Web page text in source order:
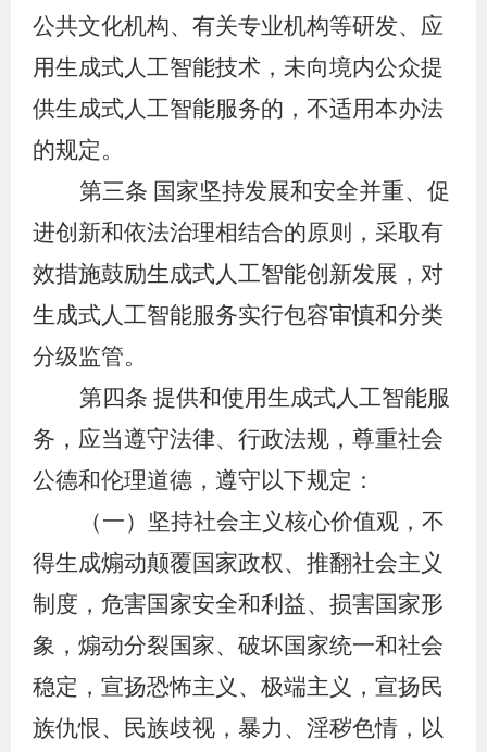
公共文化机构、有关专业机构等研发、应
用生成式人工智能技术，未向境内公众提
供生成式人工智能服务的，不适用本办法
的规定。
第三条 国家坚持发展和安全并重、促
进创新和依法治理相结合的原则，采取有
效措施鼓励生成式人工智能创新发展，对
生成式人工智能服务实行包容审慎和分类
分级监管。
第四条 提供和使用生成式人工智能服
务，应当遵守法律、行政法规，尊重社会
公德和伦理道德，遵守以下规定：
（一）坚持社会主义核心价值观，不
得生成煽动颠覆国家政权、推翻社会主义
制度，危害国家安全和利益、损害国家形
象，煽动分裂国家、破坏国家统一和社会
稳定，宣扬恐怖主义、极端主义，宣扬民
族仇恨、民族歧视，暴力、淫秽色情，以